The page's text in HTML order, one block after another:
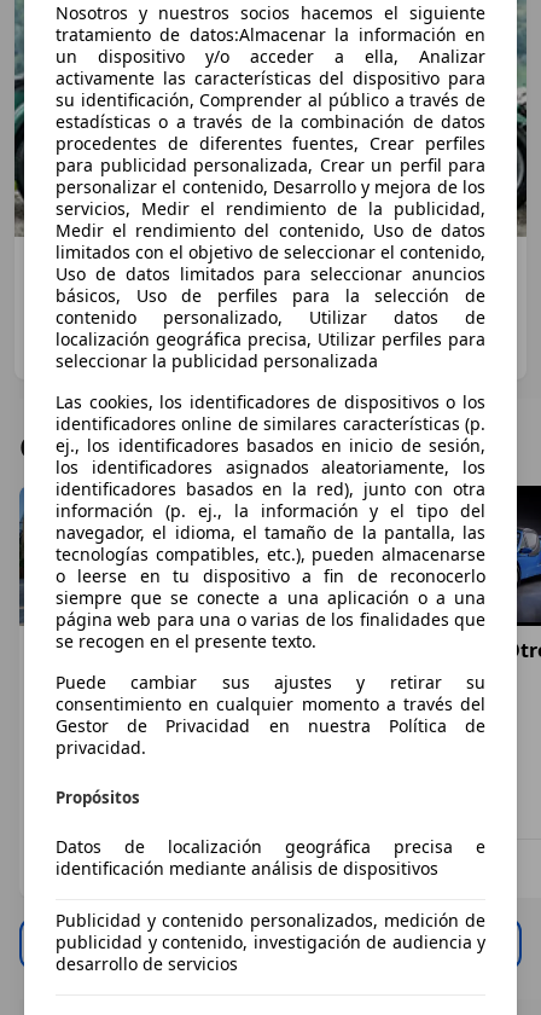
Nosotros y nuestros socios hacemos el siguiente
tratamiento de datos:Almacenar la información en
un dispositivo y/o acceder a ella, Analizar
activamente las características del dispositivo para
su identificación, Comprender al público a través de
estadísticas o a través de la combinación de datos
procedentes de diferentes fuentes, Crear perfiles
para publicidad personalizada, Crear un perfil para
personalizar el contenido, Desarrollo y mejora de los
servicios, Medir el rendimiento de la publicidad,
Medir el rendimiento del contenido, Uso de datos
limitados con el objetivo de seleccionar el contenido,
Uso de datos limitados para seleccionar anuncios
básicos, Uso de perfiles para la selección de
contenido personalizado, Utilizar datos de
localización geográfica precisa, Utilizar perfiles para
seleccionar la publicidad personalizada
Las cookies, los identificadores de dispositivos o los
identificadores online de similares características (p.
ej., los identificadores basados en inicio de sesión,
los identificadores asignados aleatoriamente, los
identificadores basados en la red), junto con otra
información (p. ej., la información y el tipo del
navegador, el idioma, el tamaño de la pantalla, las
tecnologías compatibles, etc.), pueden almacenarse
o leerse en tu dispositivo a fin de reconocerlo
siempre que se conecte a una aplicación o a una
página web para una o varias de los finalidades que
se recogen en el presente texto.
Puede cambiar sus ajustes y retirar su
consentimiento en cualquier momento a través del
Gestor de Privacidad en nuestra Política de
privacidad.
Propósitos
Datos de localización geográfica precisa e
identificación mediante análisis de dispositivos
Publicidad y contenido personalizados, medición de
publicidad y contenido, investigación de audiencia y
desarrollo de servicios
Prueba: Caterham Seven 165 – Para los
conductores menos pudientes... pero entusiastas
de la sensaciones más puras
Autofácil · 30/01/2014 · 9 minutos de lectura
Ofertas de Caterham
Caterham Seven
485
€ 67.500
06/2019
22.000 km
Gasolina
Profesional
ES 28010
Caterham Super
7
Caterham VVC 1.8i
€ 49.000
Particular
ES 35100
Caterham
€ 25.000
02/2003
30.000 km
Particular
ES 17230
Ver todo